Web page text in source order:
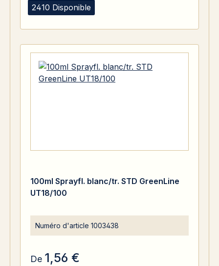
2410 Disponible
100ml Sprayfl. blanc/tr. STD GreenLine
UT18/100
Numéro d'article 1003438
De 1,56 €